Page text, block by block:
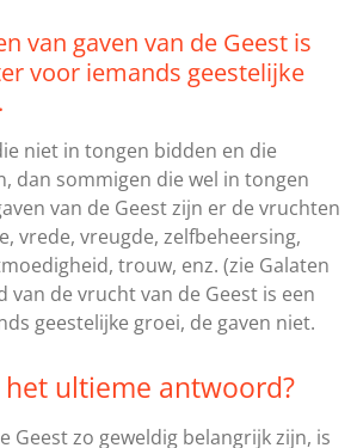
van gaven van de Geest is
voor iemands geestelijke
niet in tongen bidden en die
dan sommigen die wel in tongen
van de Geest zijn er de vruchten
vrede, vreugde, zelfbeheersing,
trouw, enz. (zie Galaten
van de vrucht van de Geest is een
geestelijke groei, de gaven niet.
ultieme antwoord?
Geest zo geweldig belangrijk zijn, is